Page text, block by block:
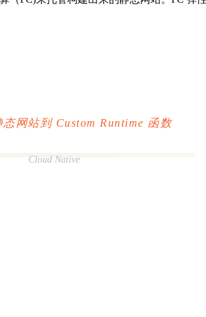
态网站到 Custom Runtime 函数
Cloud Native